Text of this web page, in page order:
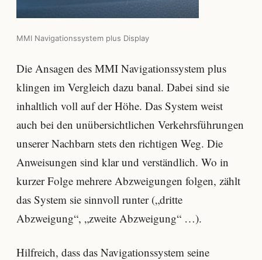
MMI Navigationssystem plus Display
Die Ansagen des MMI Navigationssystem plus
klingen im Vergleich dazu banal. Dabei sind sie
inhaltlich voll auf der Höhe. Das System weist
auch bei den unübersichtlichen Verkehrsführungen
unserer Nachbarn stets den richtigen Weg. Die
Anweisungen sind klar und verständlich. Wo in
kurzer Folge mehrere Abzweigungen folgen, zählt
das System sie sinnvoll runter („dritte
Abzweigung“, „zweite Abzweigung“ …).
Hilfreich, dass das Navigationssystem seine